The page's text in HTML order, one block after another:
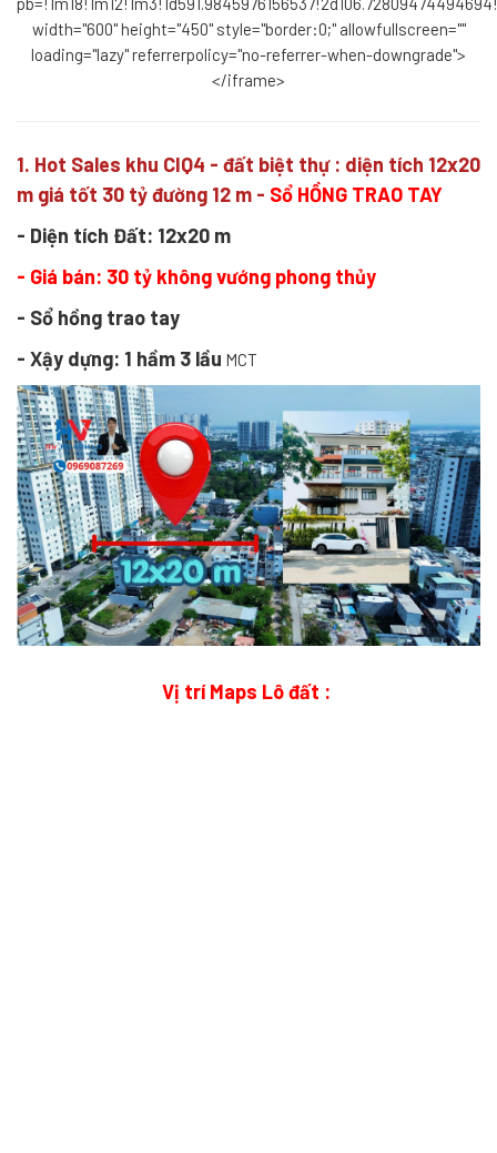
width="600" height="450" style="border:0;" allowfullscreen=""
loading="lazy" referrerpolicy="no-referrer-when-downgrade">
</iframe>
1. Hot Sales khu CIQ4 - đất biệt thự : diện tích 12x20
m giá tốt 30 tỷ đường 12 m - Sổ HỒNG TRAO TAY
- Diện tích Đất: 12x20 m
- Giá bán: 30 tỷ không vướng phong thủy
- Sổ hồng trao tay
- Xậy dựng: 1 hầm 3 lầu MCT
Vị trí Maps Lô đất :